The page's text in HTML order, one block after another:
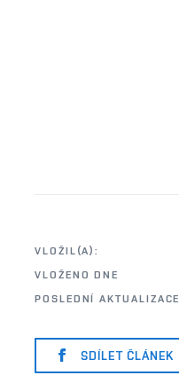
VLOŽIL(A):
VLOŽENO DNE
POSLEDNÍ AKTUALIZACE
SDÍLET ČLÁNEK